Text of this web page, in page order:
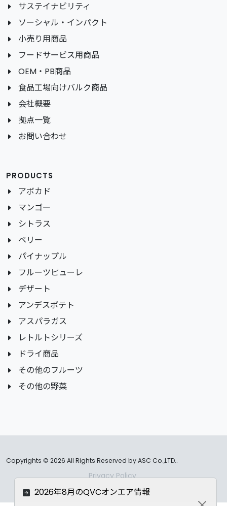
サステイナビリティ
ソーシャル・インパクト
小売り用商品
フードサービス用商品
OEM・PB商品
食品工場向けバルク商品
会社概要
拠点一覧
お問い合わせ
PRODUCTS
アボカド
マンゴー
シトラス
ベリー
パイナップル
フルーツピューレ
デザート
アンデスポテト
アスパラガス
レトルトシリーズ
ドライ商品
その他のフルーツ
その他の野菜
Copyrights © 2026 All Rights Reserved by ASC Co.,LTD..
Privacy Policy
2026年8月のQVCオンエア情報